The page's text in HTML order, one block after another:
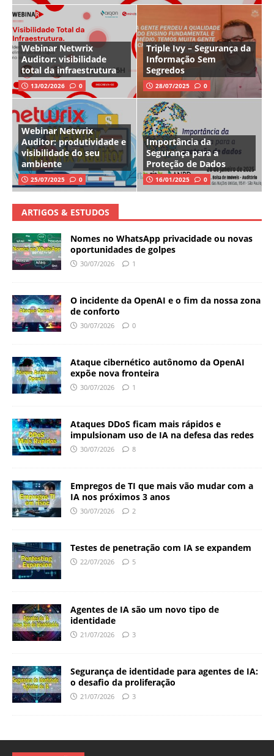
Webinar Netwrix
Auditor: visibilidade
total da infraestrutura
13/02/2026 0
Triple Ivy – Segurança da
Informação Sem
Segredos
28/07/2025 0
Webinar Netwrix
Auditor: produtividade e
visibilidade do seu
ambiente
25/07/2025 0
Importância da
Segurança para a
Proteção de Dados
16/01/2025 0
ARTIGOS & ESTUDOS
Nomes no WhatsApp privacidade ou novas
oportunidades de golpes
30/07/2026 1
O incidente da OpenAI e o fim da nossa zona
de conforto
30/07/2026 0
Ataque cibernético autônomo da OpenAI
expõe nova fronteira
30/07/2026 1
Ataques DDoS ficam mais rápidos e
impulsionam uso de IA na defesa das redes
30/07/2026 8
Empregos de TI que mais vão mudar com a
IA nos próximos 3 anos
30/07/2026 2
Testes de penetração com IA se expandem
22/07/2026 5
Agentes de IA são um novo tipo de
identidade
21/07/2026 3
Segurança de identidade para agentes de IA:
o desafio da proliferação
21/07/2026 3